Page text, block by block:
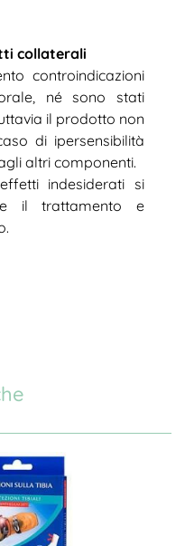
collaterali
controindicazioni
né sono stati
il prodotto non
di ipersensibilità
altri componenti.
indesiderati si
il trattamento e